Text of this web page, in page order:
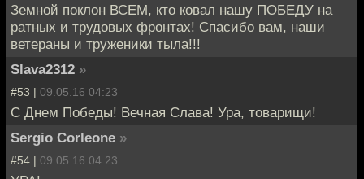
Земной поклон ВСЕМ, кто ковал нашу ПОБЕДУ на
ратных и трудовых фронтах! Спасибо вам, наши
ветераны и труженики тыла!!!
Slava2312 »
#53 | 09.05.16 04:23
С Днем Победы! Вечная Слава! Ура, товарищи!
Sergio Corleone »
#54 | 09.05.16 04:23